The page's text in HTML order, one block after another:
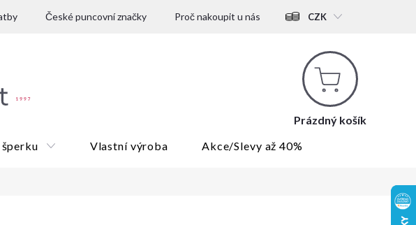
České puncovní značky Proč nakoupit u nás CZK
Nákupní
košík
Prázdný košík
Vlastní výroba Akce/Slevy až 40%